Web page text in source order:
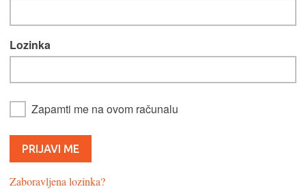
Lozinka
Zapamti me na ovom računalu
Zaboravljena lozinka?